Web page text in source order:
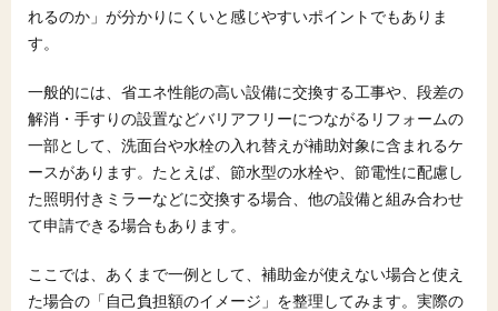
れるのか」が分かりにくいと感じやすいポイントでもありま
す。
一般的には、省エネ性能の高い設備に交換する工事や、段差の
解消・手すりの設置などバリアフリーにつながるリフォームの
一部として、洗面台や水栓の入れ替えが補助対象に含まれるケ
ースがあります。たとえば、節水型の水栓や、節電性に配慮し
た照明付きミラーなどに交換する場合、他の設備と組み合わせ
て申請できる場合もあります。
ここでは、あくまで一例として、補助金が使えない場合と使え
た場合の「自己負担額のイメージ」を整理してみます。実際の